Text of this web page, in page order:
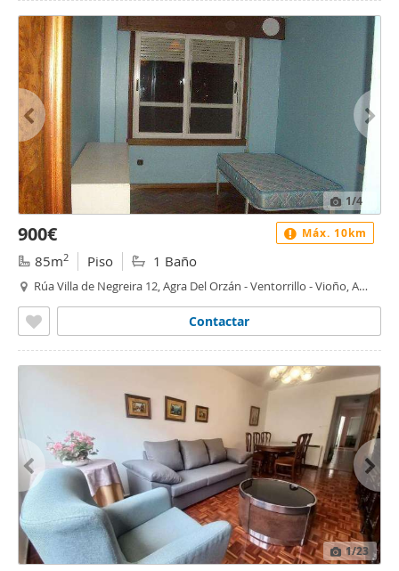
1/4
900€
85m2 Piso 1 Baño
Rúa Villa de Negreira 12, Agra Del Orzán - Ventorrillo - Vioño, A
Contactar
Máx. 10km
1/23